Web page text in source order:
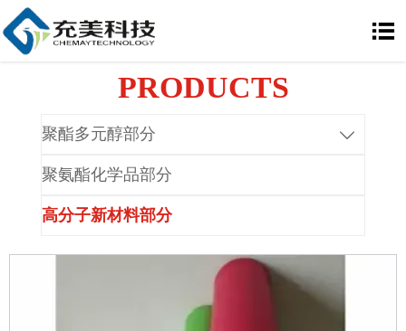

PRODUCTS
聚酯多元醇部分 
聚氨酯化学品部分
高分子新材料部分